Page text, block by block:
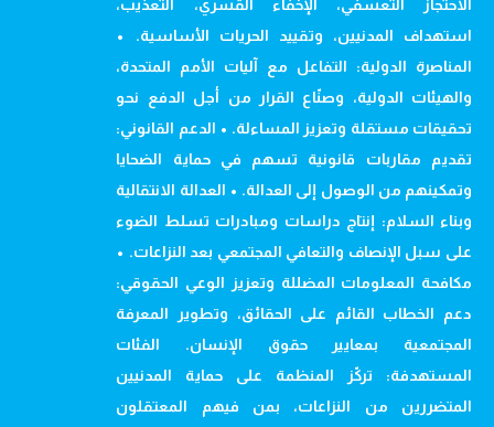
الاحتجاز التعسفي، الإخفاء القسري، التعذيب،
استهداف المدنيين، وتقييد الحريات الأساسية. •
المناصرة الدولية: التفاعل مع آليات الأمم المتحدة،
والهيئات الدولية، وصنّاع القرار من أجل الدفع نحو
تحقيقات مستقلة وتعزيز المساءلة. • الدعم القانوني:
تقديم مقاربات قانونية تسهم في حماية الضحايا
وتمكينهم من الوصول إلى العدالة. • العدالة الانتقالية
وبناء السلام: إنتاج دراسات ومبادرات تسلط الضوء
على سبل الإنصاف والتعافي المجتمعي بعد النزاعات. •
مكافحة المعلومات المضللة وتعزيز الوعي الحقوقي:
دعم الخطاب القائم على الحقائق، وتطوير المعرفة
المجتمعية بمعايير حقوق الإنسان. الفئات
المستهدفة: تركّز المنظمة على حماية المدنيين
المتضررين من النزاعات، بمن فيهم المعتقلون